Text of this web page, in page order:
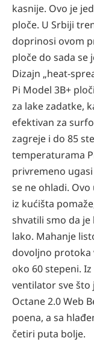
kasnije. Ovo je
ploče. U Srbiji
doprinosi ovom
ploče do sada se
Dizajn „heat-
Pi Model 3B+ ploči
za lake zadatke,
efektivan za
zagreje i do 85
temperaturama
privremeno
se ne ohladi.
iz kućišta
shvatili smo da je
lako. Mahanje
dovoljno protoka
oko 60 stepeni.
ventilator sve što
Octane 2.0 Web
poena, a sa
četiri puta bolje.